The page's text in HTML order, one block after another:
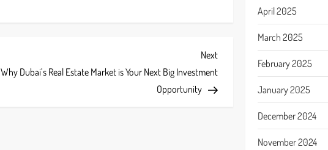
Next
Post
Next
Why Dubai’s Real Estate Market is Your Next Big Investment
Opportunity
April 2025
March 2025
February 2025
January 2025
December 2024
November 2024